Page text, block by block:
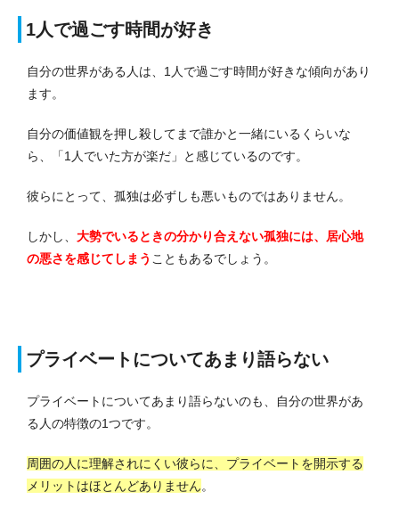
1人で過ごす時間が好き
自分の世界がある人は、1人で過ごす時間が好きな傾向があり
ます。
自分の価値観を押し殺してまで誰かと一緒にいるくらいな
ら、「1人でいた方が楽だ」と感じているのです。
彼らにとって、孤独は必ずしも悪いものではありません。
しかし、 大勢でいるときの分かり合えない孤独には、居心地
の悪さを感じてしまう こともあるでしょう。
プライベートについてあまり語らない
プライベートについてあまり語らないのも、自分の世界があ
る人の特徴の1つです。
周囲の人に理解されにくい彼らに、プライベートを開示する
メリットはほとんどありません。